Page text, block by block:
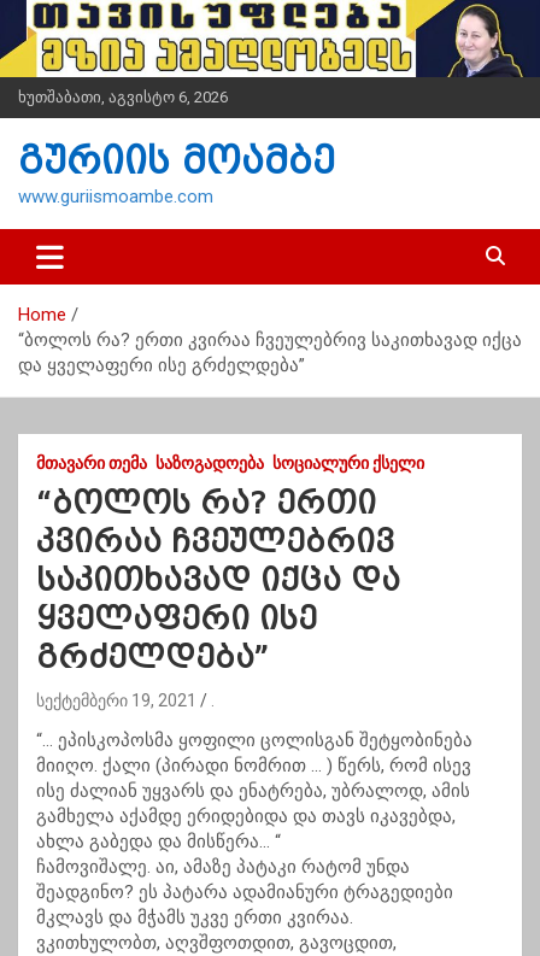
i
t
n
ხუთშაბათი, აგვისტო 6, 2026
გურიის მოამბე
www.guriismoambe.com
Home
“ბოლოს რა? ერთი კვირაა ჩვეულებრივ საკითხავად იქცა
და ყველაფერი ისე გრძელდება”
ᲛᲗᲐᲕᲐᲠᲘ ᲗᲔᲛᲐ ᲡᲐᲖᲝᲒᲐᲓᲝᲔᲑᲐ ᲡᲝᲪᲘᲐᲚᲣᲠᲘ ᲥᲡᲔᲚᲘ
“ბოლოს რა? ერთი
კვირაა ჩვეულებრივ
საკითხავად იქცა და
ყველაფერი ისე
გრძელდება”
სექტემბერი 19, 2021
“… ეპისკოპოსმა ყოფილი ცოლისგან შეტყობინება
მიიღო. ქალი (პირადი ნომრით … ) წერს, რომ ისევ
ისე ძალიან უყვარს და ენატრება, უბრალოდ, ამის
გამხელა აქამდე ერიდებიდა და თავს იკავებდა,
ახლა გაბედა და მისწერა… “
ჩამოვიშალე. აი, ამაზე პატაკი რატომ უნდა
შეადგინო? ეს პატარა ადამიანური ტრაგედიები
მკლავს და მჭამს უკვე ერთი კვირაა.
ვკითხულობთ, აღვშფოთდით, გავოცდით,